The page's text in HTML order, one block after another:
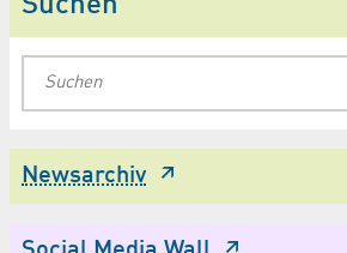
Suchen
Newsarchiv